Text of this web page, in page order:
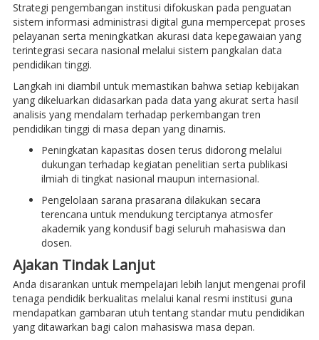
Strategi pengembangan institusi difokuskan pada penguatan
sistem informasi administrasi digital guna mempercepat proses
pelayanan serta meningkatkan akurasi data kepegawaian yang
terintegrasi secara nasional melalui sistem pangkalan data
pendidikan tinggi.
Langkah ini diambil untuk memastikan bahwa setiap kebijakan
yang dikeluarkan didasarkan pada data yang akurat serta hasil
analisis yang mendalam terhadap perkembangan tren
pendidikan tinggi di masa depan yang dinamis.
Peningkatan kapasitas dosen terus didorong melalui
dukungan terhadap kegiatan penelitian serta publikasi
ilmiah di tingkat nasional maupun internasional.
Pengelolaan sarana prasarana dilakukan secara
terencana untuk mendukung terciptanya atmosfer
akademik yang kondusif bagi seluruh mahasiswa dan
dosen.
Ajakan Tindak Lanjut
Anda disarankan untuk mempelajari lebih lanjut mengenai profil
tenaga pendidik berkualitas melalui kanal resmi institusi guna
mendapatkan gambaran utuh tentang standar mutu pendidikan
yang ditawarkan bagi calon mahasiswa masa depan.